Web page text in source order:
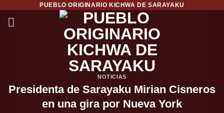
PUEBLO ORIGINARIO KICHWA DE SARAYAKU
NOTICIAS
Presidenta de Sarayaku Mirian Cisneros
en una gira por Nueva York